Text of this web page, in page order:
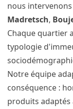
nous
Madretsch,
Chaque quartier
typologie
Notre équipe
conséquence :
produits